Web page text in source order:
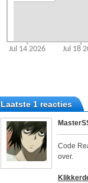
Laatste 1 reacties
Code
over.